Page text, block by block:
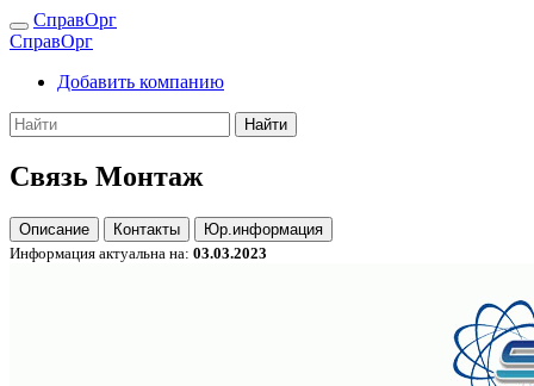
СправОрг
СправОрг
Добавить компанию
Найти
Связь Монтаж
Описание Контакты
Юр.информация
Информация актуальна на: 03.03.2023